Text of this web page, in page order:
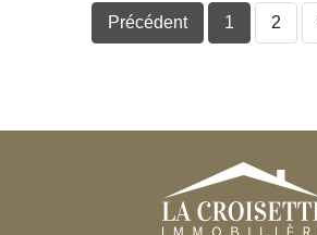
Précédent 1 2